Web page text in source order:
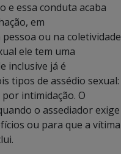
e essa conduta acaba
em
ou na coletividade
ele tem uma
inclusive já é
tipos de assédio sexual:
intimidação. O
o assediador exige
ou para que a vítima